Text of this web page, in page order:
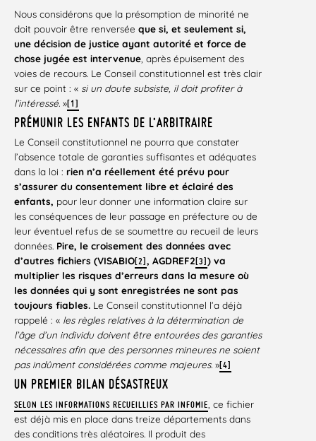
Nous considérons que la présomption de minorité ne
doit pouvoir être renversée que si, et seulement si,
une décision de justice ayant autorité et force de
chose jugée est intervenue , après épuisement des
voies de recours. Le Conseil constitutionnel est très clair
sur ce point : « si un doute subsiste, il doit profiter à
l’intéressé. »[1]
PRÉMUNIR LES ENFANTS DE L’ARBITRAIRE
Le Conseil constitutionnel ne pourra que constater
l’absence totale de garanties suffisantes et adéquates
dans la loi : rien n’a réellement été prévu pour
s’assurer du consentement libre et éclairé des
enfants, pour leur donner une information claire sur
les conséquences de leur passage en préfecture ou de
leur éventuel refus de se soumettre au recueil de leurs
données. Pire, le croisement des données avec
d’autres fichiers (VISABIO[2] , AGDREF2 [3]) va
multiplier les risques d’erreurs dans la mesure où
les données qui y sont enregistrées ne sont pas
toujours fiables. Le Conseil constitutionnel l’a déjà
rappelé : « les règles relatives à la détermination de
l’âge d’un individu doivent être entourées des garanties
nécessaires afin que des personnes mineures ne soient
pas indûment considérées comme majeures. »[4]
UN PREMIER BILAN DÉSASTREUX
SELON LES INFORMATIONS RECUEILLIES PAR INFOMIE , ce fichier
est déjà mis en place dans treize départements dans
des conditions très aléatoires. Il produit des